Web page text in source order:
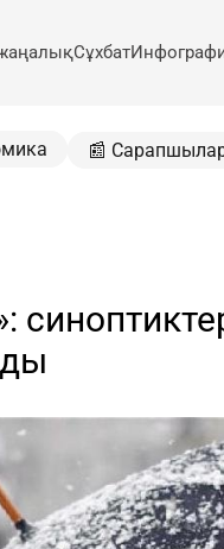
Сұхбат
📰 Сарапшылар